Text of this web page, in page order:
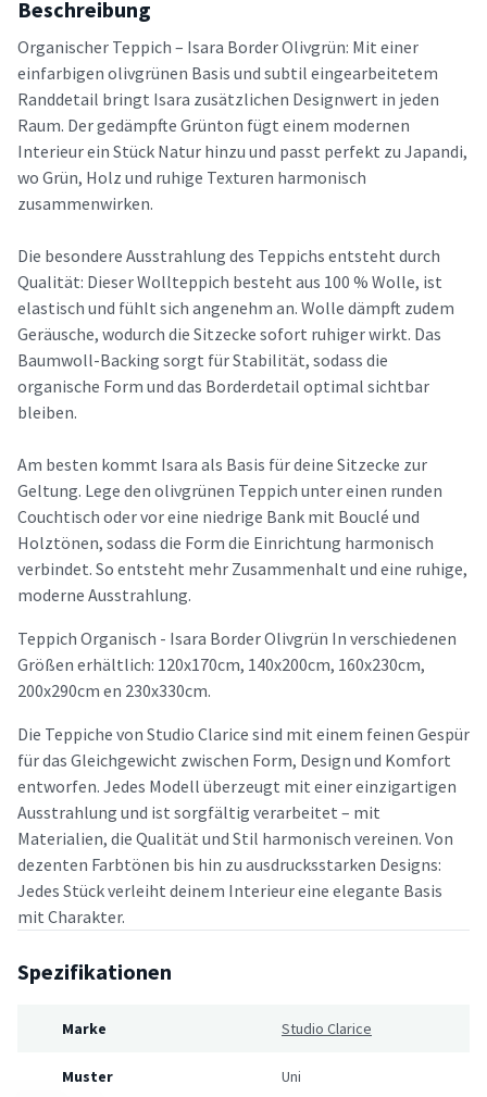
Beschreibung
Organischer Teppich – Isara Border Olivgrün: Mit einer
einfarbigen olivgrünen Basis und subtil eingearbeitetem
Randdetail bringt Isara zusätzlichen Designwert in jeden
Raum. Der gedämpfte Grünton fügt einem modernen
Interieur ein Stück Natur hinzu und passt perfekt zu Japandi,
wo Grün, Holz und ruhige Texturen harmonisch
zusammenwirken.
Die besondere Ausstrahlung des Teppichs entsteht durch
Qualität: Dieser Wollteppich besteht aus 100 % Wolle, ist
elastisch und fühlt sich angenehm an. Wolle dämpft zudem
Geräusche, wodurch die Sitzecke sofort ruhiger wirkt. Das
Baumwoll-Backing sorgt für Stabilität, sodass die
organische Form und das Borderdetail optimal sichtbar
bleiben.
Am besten kommt Isara als Basis für deine Sitzecke zur
Geltung. Lege den olivgrünen Teppich unter einen runden
Couchtisch oder vor eine niedrige Bank mit Bouclé und
Holztönen, sodass die Form die Einrichtung harmonisch
verbindet. So entsteht mehr Zusammenhalt und eine ruhige,
moderne Ausstrahlung.
Teppich Organisch - Isara Border Olivgrün In verschiedenen
Größen erhältlich: 120x170cm, 140x200cm, 160x230cm,
200x290cm en 230x330cm.
Die Teppiche von Studio Clarice sind mit einem feinen Gespür
für das Gleichgewicht zwischen Form, Design und Komfort
entworfen. Jedes Modell überzeugt mit einer einzigartigen
Ausstrahlung und ist sorgfältig verarbeitet – mit
Materialien, die Qualität und Stil harmonisch vereinen. Von
dezenten Farbtönen bis hin zu ausdrucksstarken Designs:
Jedes Stück verleiht deinem Interieur eine elegante Basis
mit Charakter.
Spezifikationen
Marke Studio Clarice
Muster Uni